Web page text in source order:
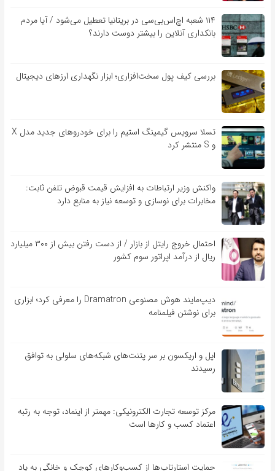
۱۱۴ شعبه اچ‌اس‌بی‌سی در بریتانیا تعطیل می‌شود / آیا مردم
بانکداری آنلاین را بیشتر دوست دارند؟
بررسی کیف‌ پول سخت‌افزاری؛ ابزار نگهداری ارزهای دیجیتال
تسلا سرویس گیمینگ استیم را برای خودروهای جدید مدل X
و S منتشر کرد
واکنش وزیر ارتباطات به افزایش قیمت قبوض تلفن ثابت:
مخابرات برای نوسازی و توسعه نیاز به منابع دارد
احتمال خروج رایتل از بازار / از دست رفتن بیش از ۳۰۰ میلیارد
ریال از درآمد اپراتور سوم کشور
دیپ‌مایند هوش مصنوعی Dramatron را معرفی کرد؛ ابزاری
برای نوشتن فیلمنامه
اپل و اریکسون بر سر پتنت‌های شبکه‌های سلولی به توافق
رسیدند
مرکز توسعه تجارت الکترونیکی: مهمتر از اینماد، توجه به رتبه
اعتماد کسب و کارها است
حمایت استارتاپ‌ها از کسب‌وکارهای کوچک و خانگی به یاد